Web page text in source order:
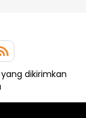
dikirimkan